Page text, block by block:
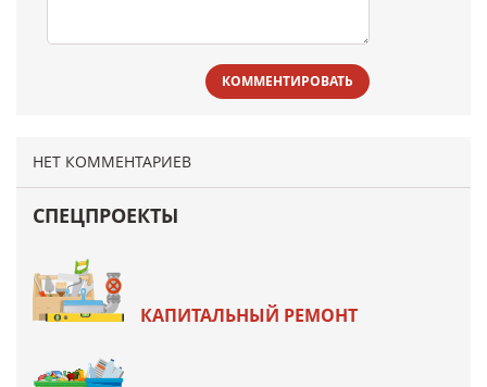
КОММЕНТИРОВАТЬ
НЕТ КОММЕНТАРИЕВ
СПЕЦПРОЕКТЫ
КАПИТАЛЬНЫЙ РЕМОНТ